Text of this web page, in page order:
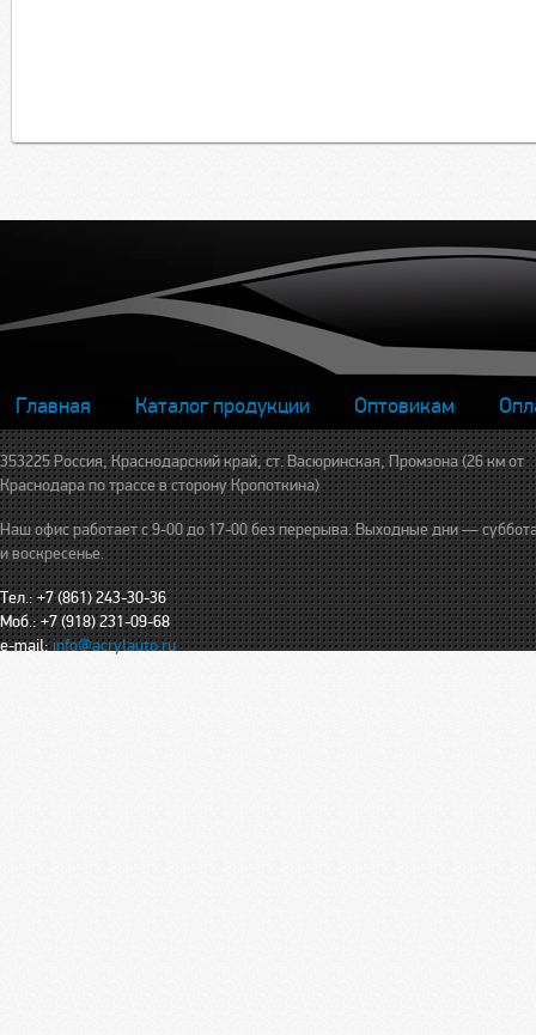
Главная Каталог продукции Оптовикам
353225 Россия, Краснодарский край, ст. Васюринская, Промзона (26 км от
Краснодара по трассе в сторону Кропоткина)
Наш офис работает с 9-00 до 17-00 без перерыва. Выходные дни —
и воскресенье.
Тел.: +7 (861) 243-30-36
Моб.: +7 (918) 231-09-68
e-mail:info@acrylauto.ru